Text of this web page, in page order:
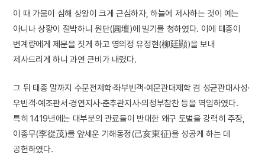
이 때 가뭄이 심해 상왕이 크게 근심하자, 하늘에 제사하는 것이 예는
아니나 상황이 절박하니 원단(圓壇)에 빌기를 청하였다. 이에 태종이
변계량에게 제문을 짓게 하고 영의정 유정현(柳廷顯)을 보내
제사드리게 하니 과연 큰비가 내렸다.
그 뒤 태종 말까지 수문전제학·좌부빈객·예문관대제학 겸 성균관대사성·
우빈객·예조판서·경연지사·춘추관지사·의정부참찬 등을 역임하였다.
특히 1419년에는 대부분의 관료들이 반대한 왜구 토벌을 강력히 주장,
이종무(李從茂)를 앞세운 기해동정(己亥東征)을 성공케 하는 데
공헌하였다.